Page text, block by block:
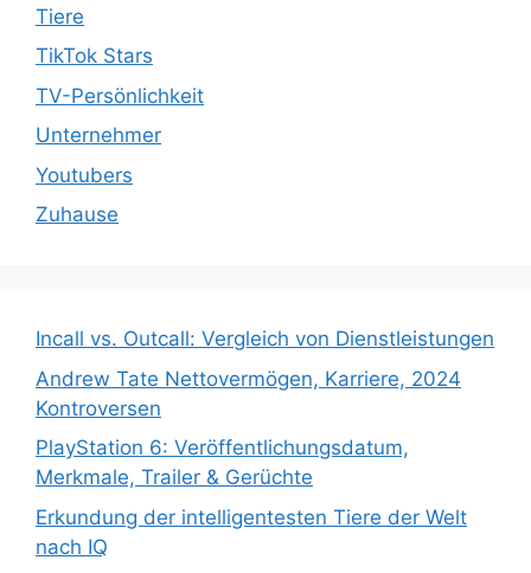
Tiere
TikTok Stars
TV-Persönlichkeit
Unternehmer
Youtubers
Zuhause
Incall vs. Outcall: Vergleich von Dienstleistungen
Andrew Tate Nettovermögen, Karriere, 2024
Kontroversen
PlayStation 6: Veröffentlichungsdatum,
Merkmale, Trailer & Gerüchte
Erkundung der intelligentesten Tiere der Welt
nach IQ